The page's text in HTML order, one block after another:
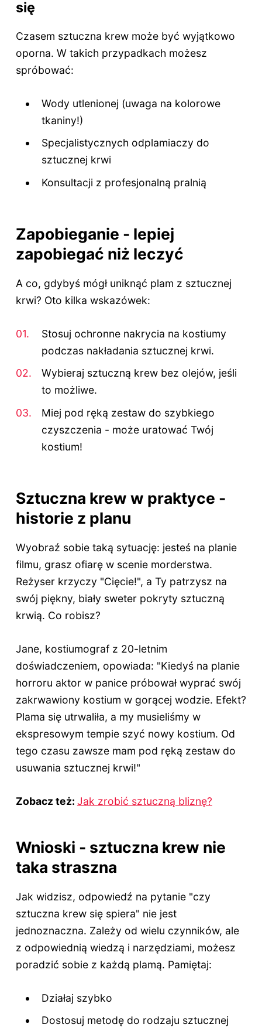
się
Czasem sztuczna krew może być wyjątkowo
oporna. W takich przypadkach możesz
spróbować:
Wody utlenionej (uwaga na kolorowe
tkaniny!)
Specjalistycznych odplamiaczy do
sztucznej krwi
Konsultacji z profesjonalną pralnią
Zapobieganie - lepiej
zapobiegać niż leczyć
A co, gdybyś mógł uniknąć plam z sztucznej
krwi? Oto kilka wskazówek:
Stosuj ochronne nakrycia na kostiumy
podczas nakładania sztucznej krwi.
Wybieraj sztuczną krew bez olejów, jeśli
to możliwe.
Miej pod ręką zestaw do szybkiego
czyszczenia - może uratować Twój
kostium!
Sztuczna krew w praktyce -
historie z planu
Wyobraź sobie taką sytuację: jesteś na planie
filmu, grasz ofiarę w scenie morderstwa.
Reżyser krzyczy "Cięcie!", a Ty patrzysz na
swój piękny, biały sweter pokryty sztuczną
krwią. Co robisz?
Jane, kostiumograf z 20-letnim
doświadczeniem, opowiada: "Kiedyś na planie
horroru aktor w panice próbował wyprać swój
zakrwawiony kostium w gorącej wodzie. Efekt?
Plama się utrwaliła, a my musieliśmy w
ekspresowym tempie szyć nowy kostium. Od
tego czasu zawsze mam pod ręką zestaw do
usuwania sztucznej krwi!"
Zobacz też: Jak zrobić sztuczną bliznę?
Wnioski - sztuczna krew nie
taka straszna
Jak widzisz, odpowiedź na pytanie "czy
sztuczna krew się spiera" nie jest
jednoznaczna. Zależy od wielu czynników, ale
z odpowiednią wiedzą i narzędziami, możesz
poradzić sobie z każdą plamą. Pamiętaj:
Działaj szybko
Dostosuj metodę do rodzaju sztucznej